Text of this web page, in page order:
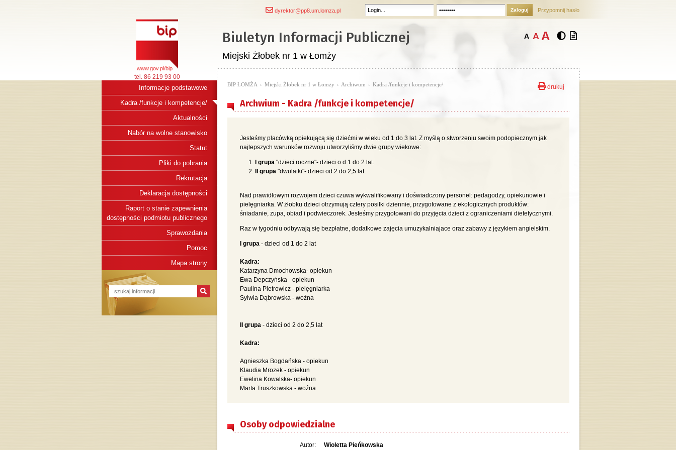
dyrektor@pp8.um.lomza.pl Zaloguj Przypomnij hasło
A A A
www.gov.pl/bip
tel. 86 219 93 00
Biuletyn Informacji Publicznej
Miejski Żłobek nr 1 w Łomży
Informacje podstawowe
Kadra /funkcje i kompetencje/
Aktualności
Nabór na wolne stanowisko
Statut
Pliki do pobrania
Rekrutacja
Deklaracja dostępności
Raport o stanie zapewnienia
dostępności podmiotu publicznego
Sprawozdania
Pomoc
Mapa strony
drukuj
BIP ŁOMŻA › Miejski Żłobek nr 1 w Łomży › Archiwum › Kadra /funkcje i kompetencje/
Archwium - Kadra /funkcje i kompetencje/
Jesteśmy placówką opiekującą się dziećmi w wieku od 1 do 3 lat. Z myślą o stworzeniu swoim podopiecznym jak
najlepszych warunków rozwoju utworzyliśmy dwie grupy wiekowe:
I grupa "dzieci roczne"- dzieci o d 1 do 2 lat.
II grupa "dwulatki"- dzieci od 2 do 2,5 lat.
Nad prawidłowym rozwojem dzieci czuwa wykwalifikowany i doświadczony personel: pedagodzy, opiekunowie i
pielęgniarka. W żłobku dzieci otrzymują cztery posiłki dziennie, przygotowane z ekologicznych produktów:
śniadanie, zupa, obiad i podwieczorek. Jesteśmy przygotowani do przyjęcia dzieci z ograniczeniami dietetycznymi.
Raz w tygodniu odbywają się bezpłatne, dodatkowe zajęcia umuzykalniajace oraz zabawy z językiem angielskim.
I grupa - dzieci od 1 do 2 lat
Kadra:
Katarzyna Dmochowska- opiekun
Ewa Depczyńska - opiekun
Paulina Pietrowicz - pielęgniarka
Sylwia Dąbrowska - woźna
II grupa - dzieci od 2 do 2,5 lat
Kadra:
Agnieszka Bogdańska - opiekun
Klaudia Mrozek - opiekun
Ewelina Kowalska- opiekun
Marta Truszkowska - woźna
Osoby odpowiedzialne
Autor: Wioletta Pieńkowska